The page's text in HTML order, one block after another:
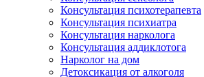
Консультация психотерапевта
Консультация психиатра
Консультация нарколога
Консультация аддиклотога
Нарколог на дом
Детоксикация от алкоголя